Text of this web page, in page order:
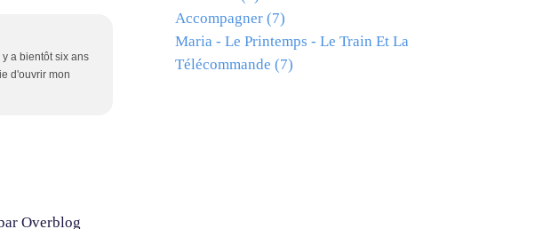
a bientôt six ans
d'ouvrir mon
Accompagner (7)
Maria - Le Printemps - Le Train Et La
Télécommande (7)
Overblog